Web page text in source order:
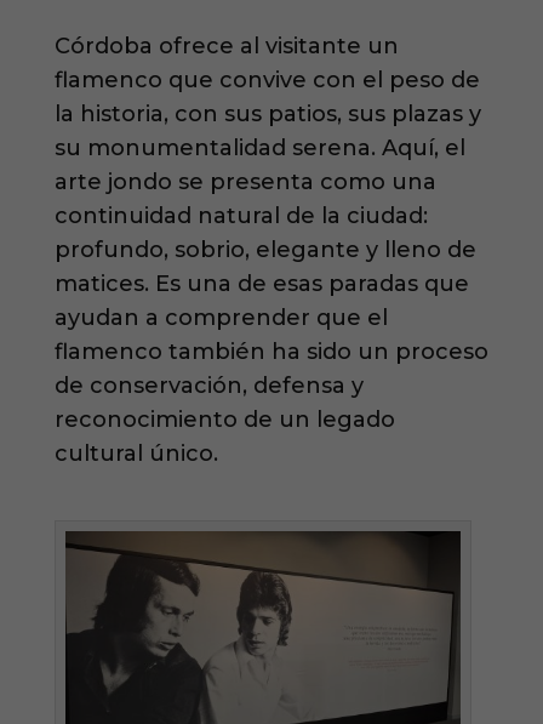
Córdoba ofrece al visitante un
flamenco que convive con el peso de
la historia, con sus patios, sus plazas y
su monumentalidad serena. Aquí, el
arte jondo se presenta como una
continuidad natural de la ciudad:
profundo, sobrio, elegante y lleno de
matices. Es una de esas paradas que
ayudan a comprender que el
flamenco también ha sido un proceso
de conservación, defensa y
reconocimiento de un legado
cultural único.